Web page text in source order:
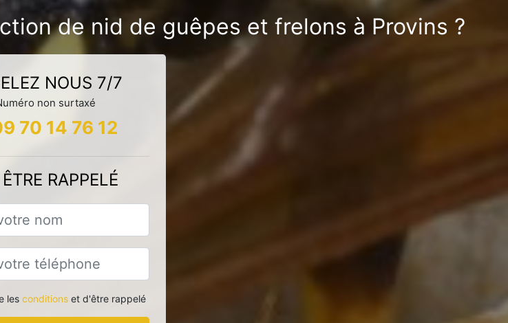
de nid de guêpes et frelons à Provins ?
NOUS 7/7
non surtaxé
70 14 76 12
RAPPELÉ
les conditionset d'être rappelé